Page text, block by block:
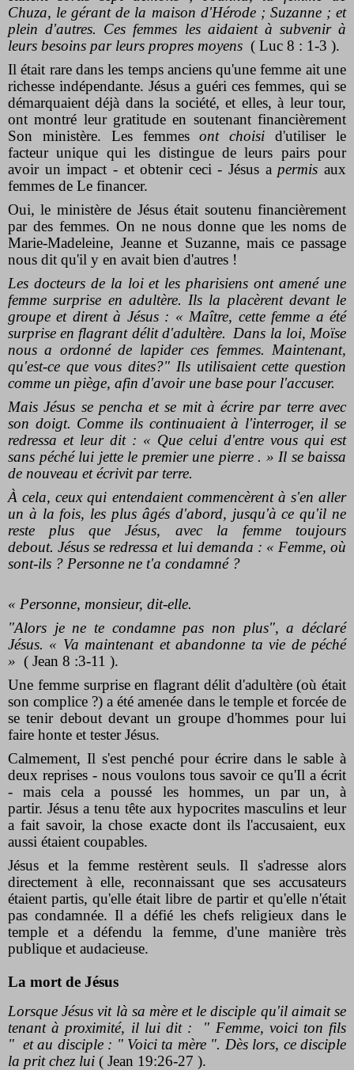
Chuza, le gérant de la maison d'Hérode ; Suzanne ; et
plein d'autres. Ces femmes les aidaient à subvenir à
leurs besoins par leurs propres moyens ( Luc 8 : 1-3 ).
Il était rare dans les temps anciens qu'une femme ait une
richesse indépendante. Jésus a guéri ces femmes, qui se
démarquaient déjà dans la société, et elles, à leur tour,
ont montré leur gratitude en soutenant financièrement
Son ministère. Les femmesont choisi d'utiliser le
facteur unique qui les distingue de leurs pairs pour
avoir un impact - et obtenir ceci - Jésus a permis aux
femmes de Le financer.
Oui, le ministère de Jésus était soutenu financièrement
par des femmes. On ne nous donne que les noms de
Marie-Madeleine, Jeanne et Suzanne, mais ce passage
nous dit qu'il y en avait bien d'autres !
Les docteurs de la loi et les pharisiens ont amené une
femme surprise en adultère. Ils la placèrent devant le
groupeet dirent à Jésus : « Maître, cette femme a été
surprise en flagrant délit d'adultère. Dans la loi, Moïse
nous a ordonné de lapider ces femmes. Maintenant,
qu'est-ce que vous dites?" Ils utilisaient cette question
comme un piège, afin d'avoir une base pour l'accuser.
Mais Jésus se pencha et se mit à écrire par terre avec
son doigt. Comme ils continuaient à l'interroger, il se
redressa et leur dit : « Que celui d'entre vous qui est
sans péché lui jette le premier une pierre . » Il se baissa
de nouveau et écrivit par terre.
À cela, ceux qui entendaient commencèrent à s'en aller
un à la fois, les plus âgés d'abord, jusqu'à ce qu'il ne
reste plus que Jésus, avec la femme toujours
debout.Jésus se redressa et lui demanda : « Femme, où
sont-ils ? Personne ne t'a condamné ?
« Personne, monsieur, dit-elle.
"Alors je ne te condamne pas non plus",a déclaré
Jésus. « Va maintenant et abandonne ta vie de péché
» ( Jean 8 :3-11 ).
Une femme surprise en flagrant délit d'adultère (où était
son complice ?) a été amenée dans le temple et forcée de
se tenir debout devant un groupe d'hommes pour lui
faire honte et tester Jésus.
Calmement, Il s'est penché pour écrire dans le sable à
deux reprises - nous voulons tous savoir ce qu'Il a écrit
- mais cela a poussé les hommes, un par un, à
partir. Jésus a tenu tête aux hypocrites masculins et leur
a fait savoir, la chose exacte dont ils l'accusaient, eux
aussi étaient coupables.
Jésus et la femme restèrent seuls. Il s'adresse alors
directement à elle, reconnaissant que ses accusateurs
étaient partis, qu'elle était libre de partir et qu'elle n'était
pas condamnée. Il a défié les chefs religieux dans le
temple et a défendu la femme, d'une manière très
publique et audacieuse.
La mort de Jésus
Lorsque Jésus vit là sa mère et le disciple qu'il aimait se
tenant à proximité, il lui dit : " Femme, voici ton fils
" et au disciple : " Voici ta mère ". Dès lors, ce disciple
la prit chez lui ( Jean 19:26-27 ).